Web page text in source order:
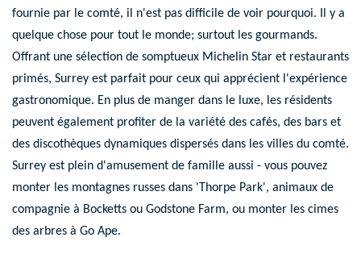
fournie par le comté, il n'est pas difficile de voir pourquoi. Il y a
quelque chose pour tout le monde; surtout les gourmands.
Offrant une sélection de somptueux Michelin Star et restaurants
primés, Surrey est parfait pour ceux qui apprécient l'expérience
gastronomique. En plus de manger dans le luxe, les résidents
peuvent également profiter de la variété des cafés, des bars et
des discothèques dynamiques dispersés dans les villes du comté.
Surrey est plein d'amusement de famille aussi - vous pouvez
monter les montagnes russes dans 'Thorpe Park', animaux de
compagnie à Bocketts ou Godstone Farm, ou monter les cimes
des arbres à Go Ape.